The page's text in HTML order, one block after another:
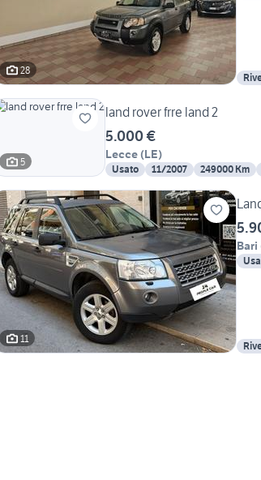
28
5
land rover frre land 2
5.000 €
Lecce (LE)
Usato 11/2007 249000 Km
11
Bari